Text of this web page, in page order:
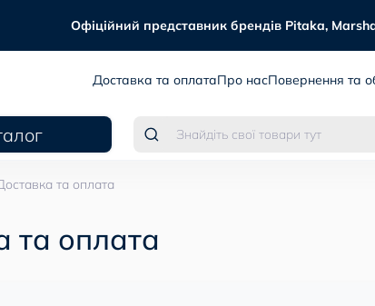
Офіційний представник брендів Pitaka,
Доставка та оплатаПро насПовернення та
та оплата
та оплата